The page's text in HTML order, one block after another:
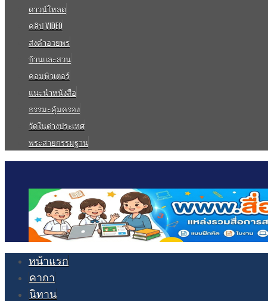
ดาวน์โหลด
คลิป VIDEO
ส่งคำอวยพร
บ้านและสวน
คอมพิวเตอร์
แนะนำหนังสือ
ธรรมะคุ้มครอง
วัดในต่างประเทศ
พระสายกรรมฐาน
หน้าแรก
คาถา
นิทาน